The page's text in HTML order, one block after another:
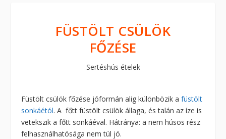
FÜSTÖLT CSÜLÖK
FŐZÉSE
Sertéshús ételek
Füstölt csülök főzése jóformán alig különbözik afüstölt
sonkáétól. A főtt füstölt csülök állaga, és talán az íze is
vetekszik a főtt sonkáéval. Hátránya: a nem húsos rész
felhasználhatósága nem túl jó.